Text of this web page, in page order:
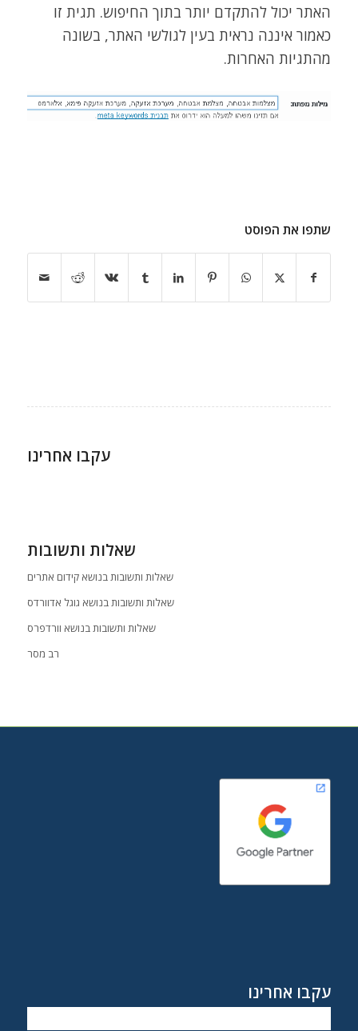
האתר יכול להתקדם יותר בתוך החיפוש. תגית זו
כאמור איננה נראית בעין לגולשי האתר, בשונה
מהתגיות האחרות.
שתפו את הפוסט
עקבו אחרינו
שאלות ותשובות
שאלות ותשובות בנושא קידום אתרים
שאלות ותשובות בנושא גוגל אדוורדס
שאלות ותשובות בנושא וורדפרס
רב מסר
עקבו אחרינו